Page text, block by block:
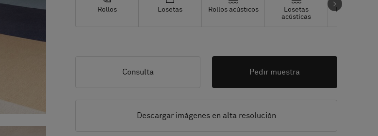
Rollos Losetas Rollos acústicos
Losetas
acústicas
Losetas
Consulta Pedir muestra
Descargar imágenes en alta resolución